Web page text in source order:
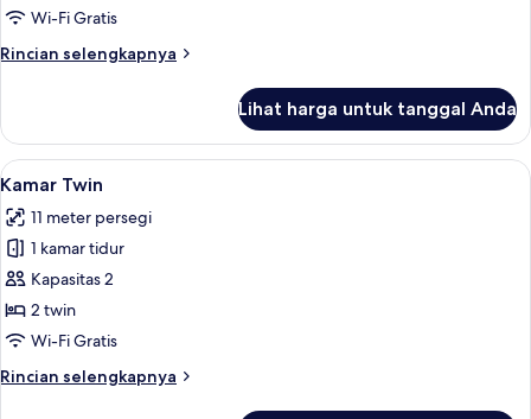
Wi-Fi Gratis
Rincian selengkapnya
Rincian
Kamar
Double
Lihat harga untuk tanggal Anda
Lihat
semua
foto
untuk
Kamar
Twin
Kamar Twin | Brankas, meja kerja,
9
Kamar Twin
11 meter persegi
1 kamar tidur
Kapasitas 2
2 twin
Wi-Fi Gratis
Rincian selengkapnya
Rincian